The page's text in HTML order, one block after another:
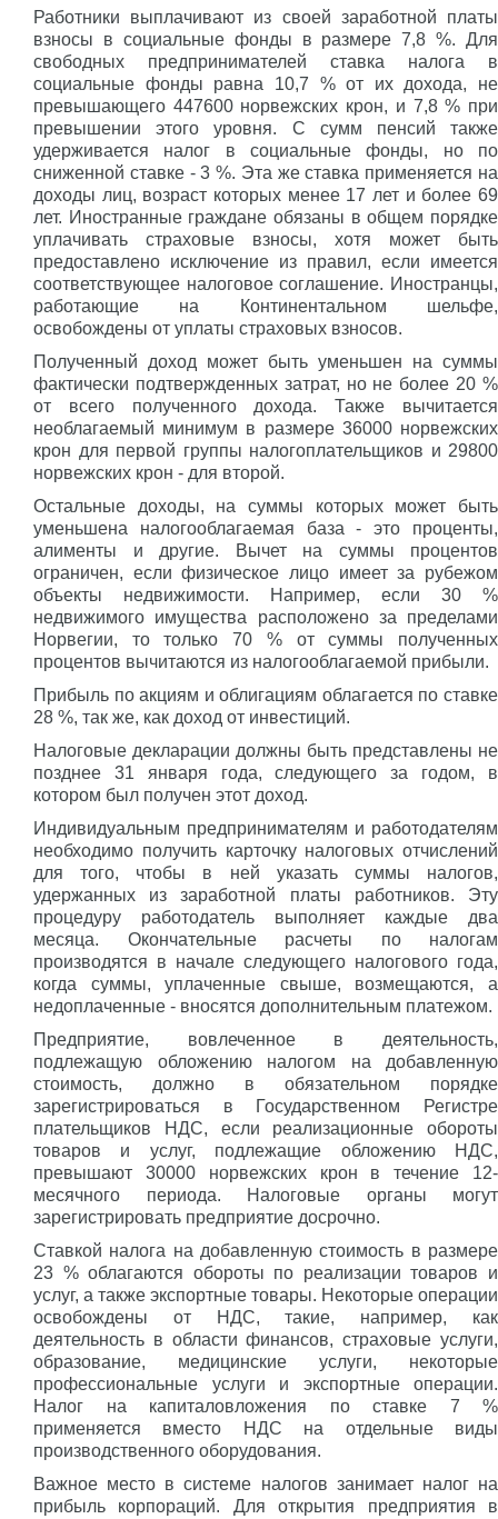
Работники выплачивают из своей заработной платы
взносы в социальные фонды в размере 7,8 %. Для
свободных предпринимателей ставка налога в
социальные фонды равна 10,7 % от их дохода, не
превышающего 447600 норвежских крон, и 7,8 % при
превышении этого уровня. С сумм пенсий также
удерживается налог в социальные фонды, но по
сниженной ставке - 3 %. Эта же ставка применяется на
доходы лиц, возраст которых менее 17 лет и более 69
лет. Иностранные граждане обязаны в общем порядке
уплачивать страховые взносы, хотя может быть
предоставлено исключение из правил, если имеется
соответствующее налоговое соглашение. Иностранцы,
работающие на Континентальном шельфе,
освобождены от уплаты страховых взносов.
Полученный доход может быть уменьшен на суммы
фактически подтвержденных затрат, но не более 20 %
от всего полученного дохода. Также вычитается
необлагаемый минимум в размере 36000 норвежских
крон для первой группы налогоплательщиков и 29800
норвежских крон - для второй.
Остальные доходы, на суммы которых может быть
уменьшена налогооблагаемая база - это проценты,
алименты и другие. Вычет на суммы процентов
ограничен, если физическое лицо имеет за рубежом
объекты недвижимости. Например, если 30 %
недвижимого имущества расположено за пределами
Норвегии, то только 70 % от суммы полученных
процентов вычитаются из налогооблагаемой прибыли.
Прибыль по акциям и облигациям облагается по ставке
28 %, так же, как доход от инвестиций.
Налоговые декларации должны быть представлены не
позднее 31 января года, следующего за годом, в
котором был получен этот доход.
Индивидуальным предпринимателям и работодателям
необходимо получить карточку налоговых отчислений
для того, чтобы в ней указать суммы налогов,
удержанных из заработной платы работников. Эту
процедуру работодатель выполняет каждые два
месяца. Окончательные расчеты по налогам
производятся в начале следующего налогового года,
когда суммы, уплаченные свыше, возмещаются, а
недоплаченные - вносятся дополнительным платежом.
Предприятие, вовлеченное в деятельность,
подлежащую обложению налогом на добавленную
стоимость, должно в обязательном порядке
зарегистрироваться в Государственном Регистре
плательщиков НДС, если реализационные обороты
товаров и услуг, подлежащие обложению НДС,
превышают 30000 норвежских крон в течение 12-
месячного периода. Налоговые органы могут
зарегистрировать предприятие досрочно.
Ставкой налога на добавленную стоимость в размере
23 % облагаются обороты по реализации товаров и
услуг, а также экспортные товары. Некоторые операции
освобождены от НДС, такие, например, как
деятельность в области финансов, страховые услуги,
образование, медицинские услуги, некоторые
профессиональные услуги и экспортные операции.
Налог на капиталовложения по ставке 7 %
применяется вместо НДС на отдельные виды
производственного оборудования.
Важное место в системе налогов занимает налог на
прибыль корпораций. Для открытия предприятия в